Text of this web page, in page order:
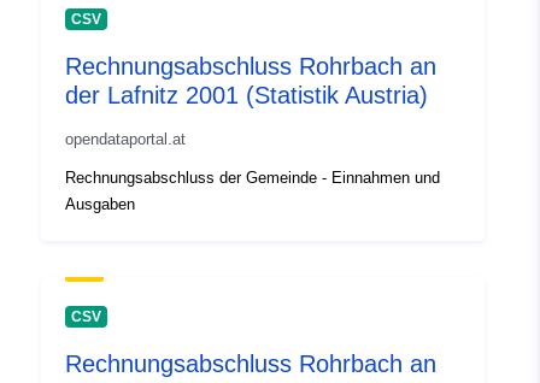
CSV
Rechnungsabschluss Rohrbach an
der Lafnitz 2001 (Statistik Austria)
opendataportal.at
Rechnungsabschluss der Gemeinde - Einnahmen und
Ausgaben
CSV
Rechnungsabschluss Rohrbach an